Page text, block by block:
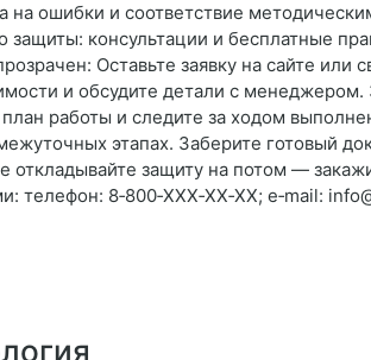
на ошибки и соответствие
консультации и бесплатные
Оставьте заявку на сайте
и обсудите детали с
работы и следите за ходом
этапах. Заберите готовый
откладывайте защиту на потом —
телефон: 8‑800‑XXX‑XX‑XX; e‑mail: